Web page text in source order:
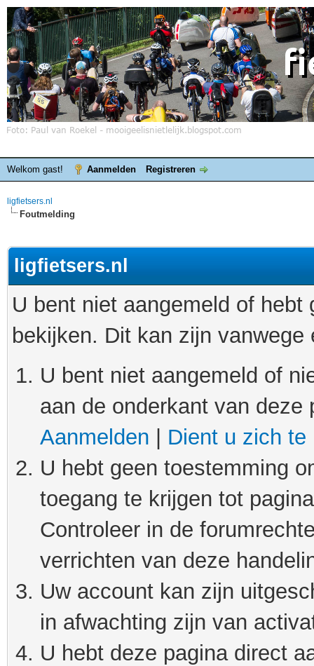
Welkom gast! Aanmelden Registreren
ligfietsers.nl
Foutmelding
ligfietsers.nl
U bent niet aangemeld of
bekijken. Dit kan zijn
U bent niet aangemeld of
aan de onderkant van
Aanmelden
Dient u zich te
U hebt geen toestemming
toegang te krijgen tot
Controleer in de
verrichten van deze
Uw account kan zijn
in afwachting zijn van
U hebt deze pagina direct